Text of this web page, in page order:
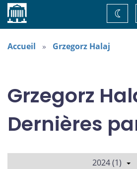
Accueil
de
Accueil Grzegorz Halaj
Grzegorz
Dernières
2024 (1)